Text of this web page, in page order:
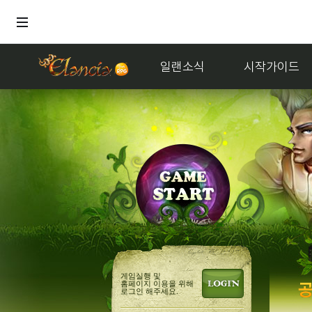
일랜소식 시작가이드
게임실행 및
홈페이지 이용을 위해
로그인 해주세요.